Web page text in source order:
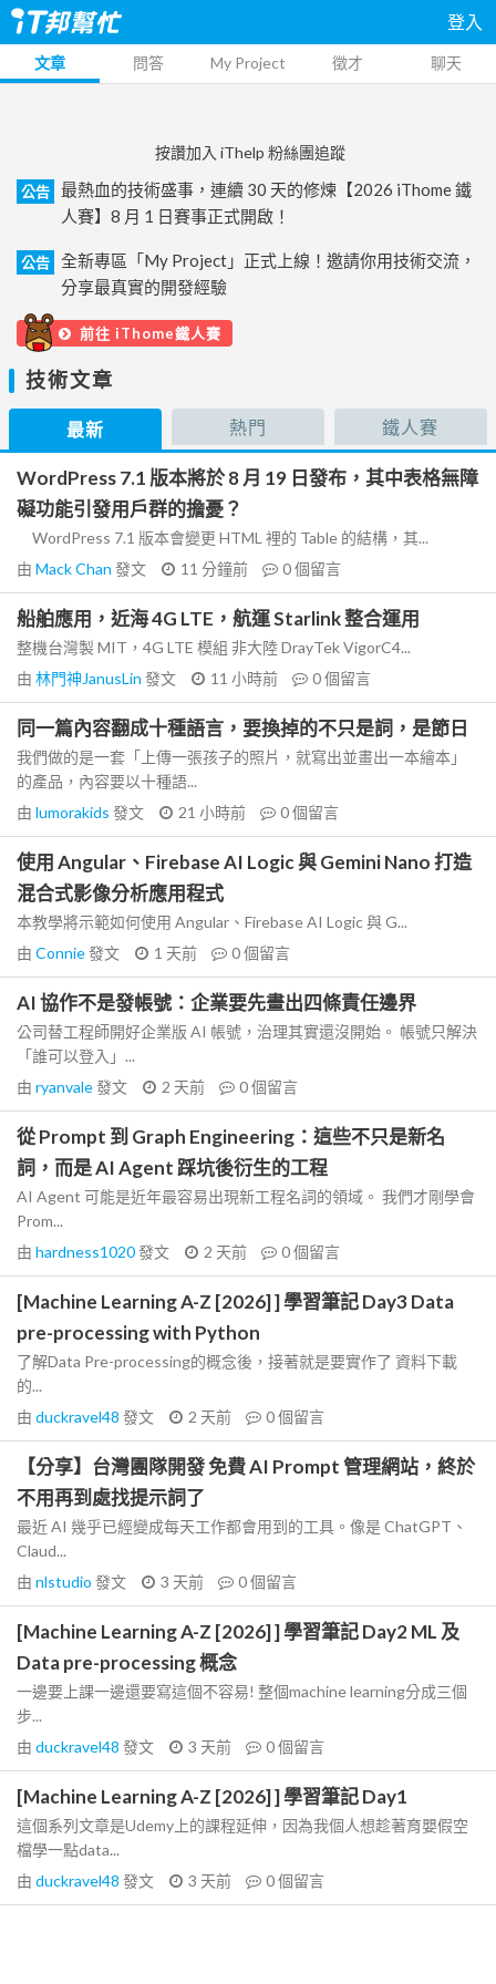
登入
文章 問答 My Project 徵才 聊天
按讚加入 iThelp 粉絲團追蹤
公告
最熱血的技術盛事，連續 30 天的修煉【2026 iThome 鐵
人賽】8 月 1 日賽事正式開啟！
公告
全新專區「My Project」正式上線！邀請你用技術交流，
分享最真實的開發經驗
前往 iThome鐵人賽
技術文章
最新 熱門 鐵人賽
WordPress 7.1 版本將於 8 月 19 日發布，其中表格無障
礙功能引發用戶群的擔憂？
WordPress 7.1 版本會變更 HTML 裡的 Table 的結構，其...
由 Mack Chan 發文 11 分鐘前 0個留言
船舶應用，近海 4G LTE，航運 Starlink 整合運用
整機台灣製 MIT，4G LTE 模組 非大陸 DrayTek VigorC4...
由 林門神JanusLin 發文 11 小時前 0個留言
同一篇內容翻成十種語言，要換掉的不只是詞，是節日
我們做的是一套「上傳一張孩子的照片，就寫出並畫出一本繪本」
的產品，內容要以十種語...
由 lumorakids 發文 21 小時前 0個留言
使用 Angular、Firebase AI Logic 與 Gemini Nano 打造
混合式影像分析應用程式
本教學將示範如何使用 Angular、Firebase AI Logic 與 G...
由 Connie發文 1 天前 0個留言
AI 協作不是發帳號：企業要先畫出四條責任邊界
公司替工程師開好企業版 AI 帳號，治理其實還沒開始。 帳號只解決
「誰可以登入」...
由 ryanvale發文 2 天前 0個留言
從 Prompt 到 Graph Engineering：這些不只是新名
詞，而是 AI Agent 踩坑後衍生的工程
AI Agent 可能是近年最容易出現新工程名詞的領域。 我們才剛學會
Prom...
由 hardness1020發文 2 天前 0個留言
[Machine Learning A-Z [2026] ] 學習筆記 Day3 Data
pre-processing with Python
了解Data Pre-processing的概念後，接著就是要實作了 資料下載
的...
由 duckravel48 發文 2 天前 0個留言
【分享】台灣團隊開發 免費 AI Prompt 管理網站，終於
不用再到處找提示詞了
最近 AI 幾乎已經變成每天工作都會用到的工具。像是 ChatGPT、
Claud...
由 nlstudio 發文 3 天前 0個留言
[Machine Learning A-Z [2026] ] 學習筆記 Day2 ML 及
Data pre-processing 概念
一邊要上課一邊還要寫這個不容易! 整個machine learning分成三個
步...
由 duckravel48 發文 3 天前 0個留言
[Machine Learning A-Z [2026] ] 學習筆記 Day1
這個系列文章是Udemy上的課程延伸，因為我個人想趁著育嬰假空
檔學一點data...
由 duckravel48 發文 3 天前 0個留言